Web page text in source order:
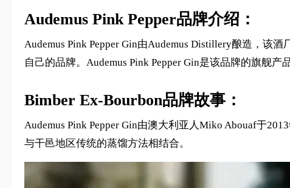
Audemus Pink Pepper品牌介绍：
Audemus Pink Pepper Gin由Audemus Distillery酿造，该
自己的品牌。Audemus Pink Pepper Gin是该品牌的旗舰
Bimber Ex-Bourbon品牌故事：
Audemus Pink Pepper Gin由澳大利亚人Miko Abouaf于
与干邑地区传统的蒸馏方法相结合。